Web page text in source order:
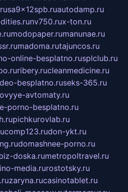
autodamp.ru
nv750.rux-ton.ru
modopaper.rumanunae.ru
madoma.rutajuncos.ru
online-besplatno.rusplclub.ru
ribery.rucleanmedicine.ru
besplatno.ruseks-365.ru
avtomaty.ru
porno-besplatno.ru
pichkurovlab.ru
comp123.rudon-ykt.ru
domashnee-porno.ru
doska.rumetropoltravel.ru
media.rurostotsky.ru
zaryna.rucasinotablet.ru